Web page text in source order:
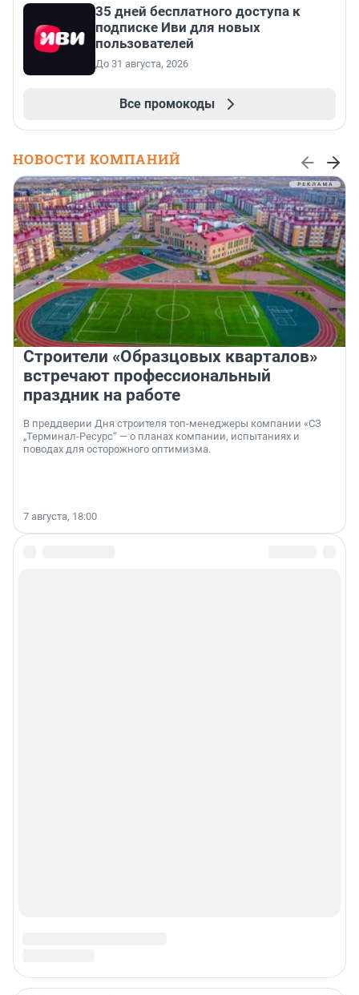
35 дней бесплатного доступа к
подписке Иви для новых
пользователей
До 31 августа, 2026
Все промокоды
НОВОСТИ КОМПАНИЙ
Строители «Образцовых кварталов»
встречают профессиональный
праздник на работе
В преддверии Дня строителя топ-менеджеры компании «СЗ
„Терминал-Ресурс“ — о планах компании, испытаниях и
поводах для осторожного оптимизма.
7 августа, 18:00